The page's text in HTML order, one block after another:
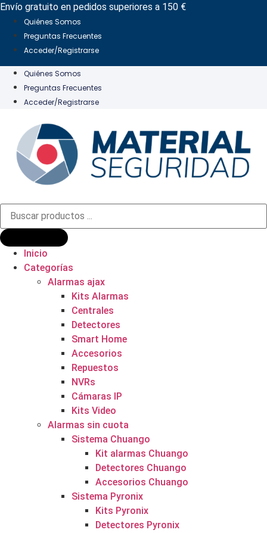
Ir
contenido
Envío gratuito en pedidos superiores a 150 €
Quiénes Somos
Preguntas Frecuentes
Acceder/Registrarse
Quiénes Somos
Preguntas Frecuentes
Acceder/Registrarse
Búsqueda
productos
Inicio
Categorías
Alarmas ajax
Kits Alarmas
Centrales
Detectores
Smart Home
Accesorios
Repuestos
NVRs
Cámaras IP
Kits Video
Alarmas sin cuota
Sistema Chuango
Kit alarmas Chuango
Detectores Chuango
Accesorios Chuango
Sistema Pyronix
Kits Pyronix
Detectores Pyronix